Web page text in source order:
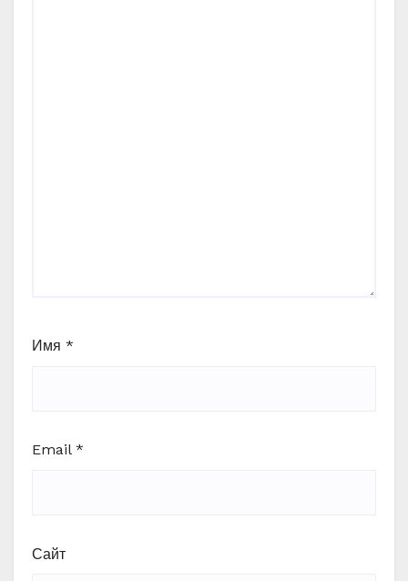
Имя *
Email *
Сайт